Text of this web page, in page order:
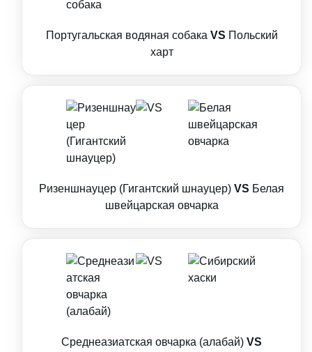
Португальская водяная собака VS Польский
харт
Ризеншнауцер (Гигантский шнауцер) VS Белая
швейцарская овчарка
Среднеазиатская овчарка (алабай) VS